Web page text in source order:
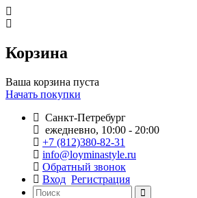
Корзина
Ваша корзина пуста
Начать покупки
Санкт-Петребург
ежедневно, 10:00 - 20:00
+7 (812)380-82-31
info@loyminastyle.ru
Обратный звонок
Вход Регистрация